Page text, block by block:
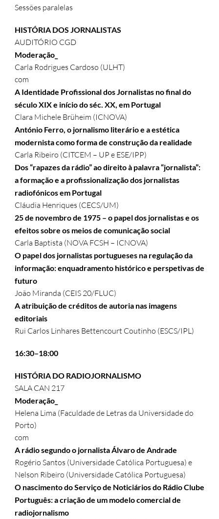
Sessões paralelas
HISTÓRIA DOS JORNALISTAS
AUDITÓRIO CGD
Moderação_
Carla Rodrigues Cardoso (ULHT)
com
A Identidade Profissional dosJornalistas no final do
século XIX e início do séc. XX, em Portugal
Clara Michele Brüheim (ICNOVA)
António Ferro, o jornalismo literário e a estética
modernista como forma de construção da realidade
Carla Ribeiro (CITCEM – UP e ESE/IPP)
Dos “rapazes da rádio” ao direito à palavra “jornalista”:
a formação e a profissionalização dos jornalistas
radiofónicos em Portugal
Cláudia Henriques (CECS/UM)
25 de novembro de 1975 – o papel dos jornalistas e os
efeitos sobre os meios de comunicação social
Carla Baptista (NOVA FCSH – ICNOVA)
O papel dos jornalistas portugueses na regulação da
informação: enquadramento histórico e perspetivas de
futuro
João Miranda (CEIS 20/FLUC)
A atribuição de créditos de autoria nas imagens
editoriais
Rui Carlos Linhares Bettencourt Coutinho (ESCS/IPL)
16:30–18:00
HISTÓRIA DO RADIOJORNALISMO
SALA CAN 217
Moderação_
Helena Lima (Faculdade de Letras da Universidade do
Porto)
com
A rádio segundo o jornalista Álvaro de Andrade
Rogério Santos (Universidade Católica Portuguesa) e
Nelson Ribeiro (Universidade Católica Portuguesa)
O nascimento do Serviço de Noticiários do Rádio Clube
Português: a criação de um modelo comercial de
radiojornalismo